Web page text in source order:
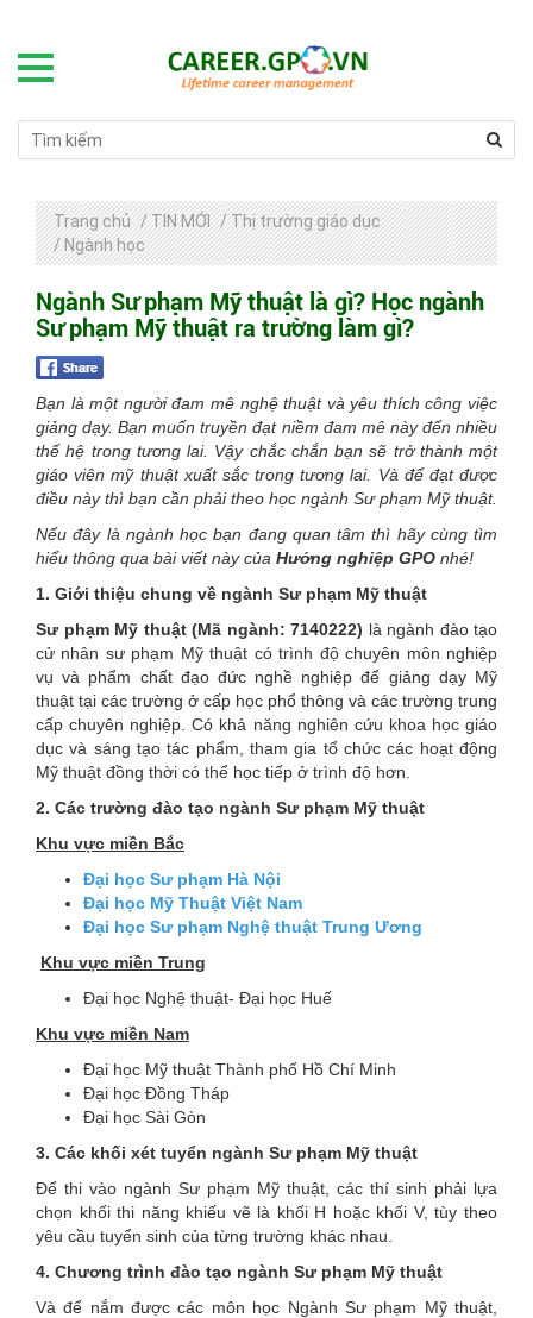
Trang chủ / TIN MỚI / Thị trường giáo dục
/ Ngành học
Ngành Sư phạm Mỹ thuật là gì? Học ngành
Sư phạm Mỹ thuật ra trường làm gì?
Bạn là một người đam mê nghệ thuật và yêu thích công việc
giảng dạy. Bạn muốn truyền đạt niềm đam mê này đến nhiều
thế hệ trong tương lai. Vậy chắc chắn bạn sẽ trở thành một
giáo viên mỹ thuật xuất sắc trong tương lai. Và để đạt được
điều này thì bạn cần phải theo học ngành Sư phạm Mỹ thuật.
Nếu đây là ngành học bạn đang quan tâm thì hãy cùng tìm
hiểu thông qua bài viết này của Hướng nghiệp GPO nhé!
1. Giới thiệu chung về ngành Sư phạm Mỹ thuật
Sư phạm Mỹ thuật (Mã ngành: 7140222) là ngành đào tạo
cử nhân sư phạm Mỹ thuật có trình độ chuyên môn nghiệp
vụ và phẩm chất đạo đức nghề nghiệp để giảng dạy Mỹ
thuật tại các trường ở cấp học phổ thông và các trường trung
cấp chuyên nghiệp. Có khả năng nghiên cứu khoa học giáo
dục và sáng tạo tác phẩm, tham gia tổ chức các hoạt động
Mỹ thuật đồng thời có thể học tiếp ở trình độ hơn.
2. Các trường đào tạo ngành Sư phạm Mỹ thuật
Khu vực miền Bắc
Đại học Sư phạm Hà Nội
Đại học Mỹ Thuật Việt Nam
Đại học Sư phạm Nghệ thuật Trung Ương
Khu vực miền Trung
Đại học Nghệ thuật- Đại học Huế
Khu vực miền Nam
Đại học Mỹ thuật Thành phố Hồ Chí Minh
Đại học Đồng Tháp
Đại học Sài Gòn
3. Các khối xét tuyển ngành Sư phạm Mỹ thuật
Để thi vào ngành Sư phạm Mỹ thuật, các thí sinh phải lựa
chọn khối thi năng khiếu vẽ là khối H hoặc khối V, tùy theo
yêu cầu tuyển sinh của từng trường khác nhau.
4. Chương trình đào tạo ngành Sư phạm Mỹ thuật
Và để nắm được các môn học Ngành Sư phạm Mỹ thuật,